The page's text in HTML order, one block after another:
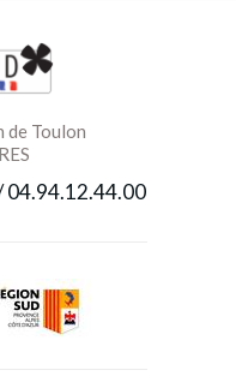
de Toulon
04.94.12.44.00